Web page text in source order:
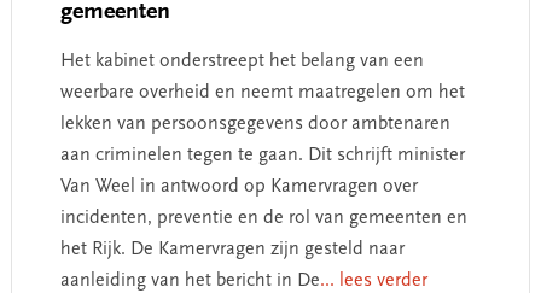
gemeenten
Het kabinet onderstreept het belang van een
weerbare overheid en neemt maatregelen om het
lekken van persoonsgegevens door ambtenaren
aan criminelen tegen te gaan. Dit schrijft minister
Van Weel in antwoord op Kamervragen over
incidenten, preventie en de rol van gemeenten en
het Rijk. De Kamervragen zijn gesteld naar
aanleiding van het bericht in De... lees verder